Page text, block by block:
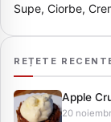
Supe, Ciorbe,
REȚETE
Apple
20